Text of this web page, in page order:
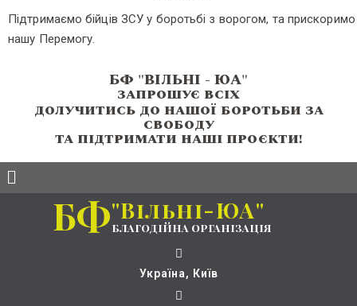
Підтримаємо бійців ЗСУ у боротьбі з ворогом, та прискоримо
нашу Перемогу.
БФ "ВIЛЬНI - ЮА"
запрошує всіх
долучитись до нашої боротьби за
свободу
та підтримати наші проєкти!
БФ"Вільні-ЮА"
благодійна організація
Україна, Київ